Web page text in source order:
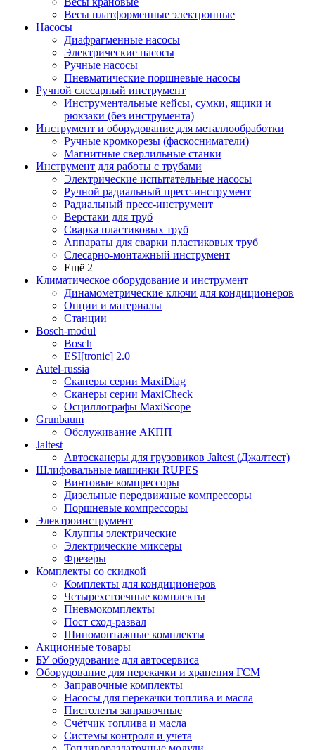
Весы платформенные электронные
Насосы
Диафрагменные насосы
Электрические насосы
Ручные насосы
Пневматические поршневые насосы
Ручной слесарный инструмент
Инструментальные кейсы, сумки, ящики и
рюкзаки (без инструмента)
Инструмент и оборудование для металлообработки
Ручные кромкорезы (фаскосниматели)
Магнитные сверлильные станки
Инструмент для работы с трубами
Электрические испытательные насосы
Ручной радиальный пресс-инструмент
Радиальный пресс-инструмент
Верстаки для труб
Сварка пластиковых труб
Аппараты для сварки пластиковых труб
Слесарно-монтажный инструмент
Ещё 2
Климатическое оборудование и инструмент
Динамометрические ключи для кондиционеров
Опции и материалы
Станции
Bosch-modul
Bosch
ESI[tronic] 2.0
Autel-russia
Сканеры серии MaxiDiag
Сканеры серии MaxiCheck
Осциллографы MaxiScope
Grunbaum
Обслуживание АКПП
Jaltest
Автосканеры для грузовиков Jaltest (Джалтест)
Шлифовальные машинки RUPES
Винтовые компрессоры
Дизельные передвижные компрессоры
Поршневые компрессоры
Электроинструмент
Клуппы электрические
Электрические миксеры
Фрезеры
Комплекты со скидкой
Комплекты для кондиционеров
Четырехстоечные комплекты
Пневмокомплекты
Пост сход-развал
Шиномонтажные комплекты
Акционные товары
БУ оборудование для автосервиса
Оборудование для перекачки и хранения ГСМ
Заправочные комплекты
Насосы для перекачки топлива и масла
Пистолеты заправочные
Счётчик топлива и масла
Системы контроля и учета